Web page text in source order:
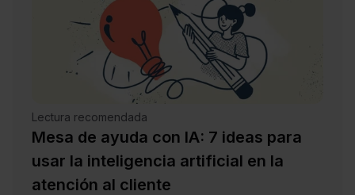
Lectura recomendada
Mesa de ayuda con IA: 7 ideas para
usar la inteligencia artificial en la
atención al cliente